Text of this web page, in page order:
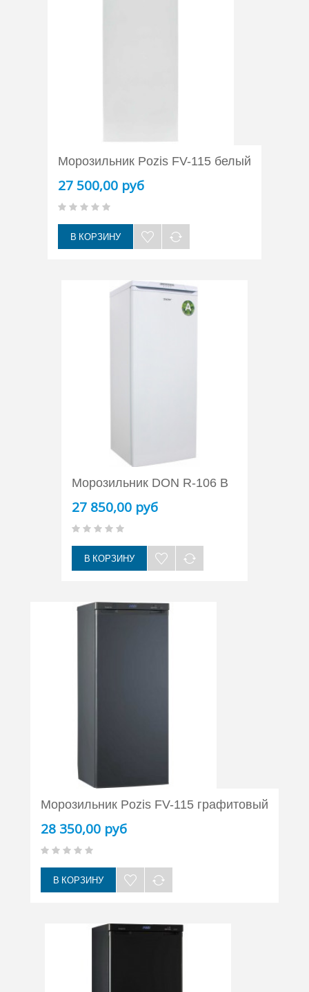
Морозильник Pozis FV-115 белый
27 500,00 руб
В КОРЗИНУ
Морозильник DON R-106 B
27 850,00 руб
В КОРЗИНУ
Морозильник Pozis FV-115 графитовый
28 350,00 руб
В КОРЗИНУ